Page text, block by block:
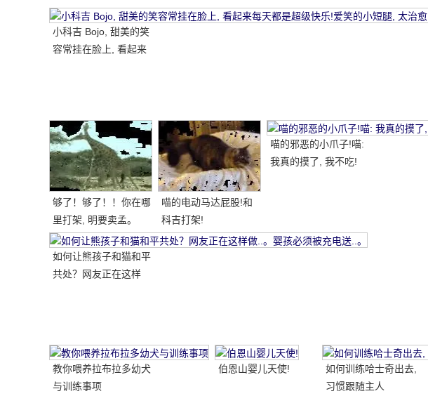
小科吉 Bojo, 甜美的笑
容常挂在脸上, 看起来
够了！够了！！你在哪
里打架, 明要卖孟。
喵的电动马达屁股!和
科吉打架!
喵的邪恶的小爪子!喵:
我真的摸了, 我不吃!
如何让熊孩子和猫和平
共处？网友正在这样
教你喂养拉布拉多幼犬
与训练事项
伯恩山婴儿天使!
如何训练哈士奇出去,
习惯跟随主人